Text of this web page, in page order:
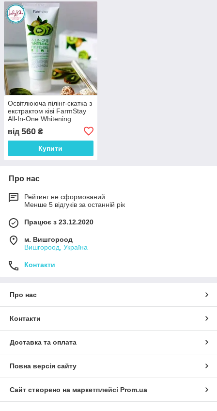
Освітлююча пілінг-скатка з
екстрактом ківі FarmStay
All-In-One Whitening
180ml
від 560 ₴
Купити
Про нас
Рейтинг не сформований
Менше 5 відгуків за останній рік
Працює з 23.12.2020
м. Вишгороод
Вишгороод, Україна
Контакти
Про нас
Контакти
Доставка та оплата
Повна версія сайту
Сайт створено на маркетплейсі Prom.ua